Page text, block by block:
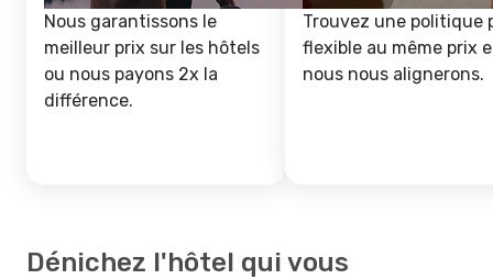
Nous garantissons le
meilleur prix sur les hôtels
ou nous payons 2x la
différence.
Trouvez une politique
flexible au même prix
nous nous alignerons.
Dénichez l'hôtel qui vous